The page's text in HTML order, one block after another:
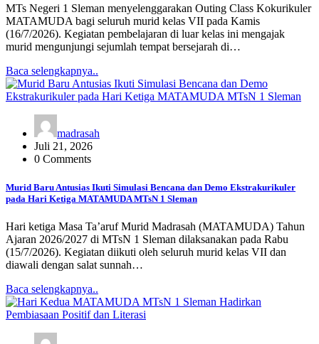
MTs Negeri 1 Sleman menyelenggarakan Outing Class Kokurikuler
MATAMUDA bagi seluruh murid kelas VII pada Kamis
(16/7/2026). Kegiatan pembelajaran di luar kelas ini mengajak
murid mengunjungi sejumlah tempat bersejarah di…
Baca selengkapnya..
madrasah
Juli 21, 2026
0 Comments
Murid Baru Antusias Ikuti Simulasi Bencana dan Demo Ekstrakurikuler
pada Hari Ketiga MATAMUDA MTsN 1 Sleman
Hari ketiga Masa Ta’aruf Murid Madrasah (MATAMUDA) Tahun
Ajaran 2026/2027 di MTsN 1 Sleman dilaksanakan pada Rabu
(15/7/2026). Kegiatan diikuti oleh seluruh murid kelas VII dan
diawali dengan salat sunnah…
Baca selengkapnya..